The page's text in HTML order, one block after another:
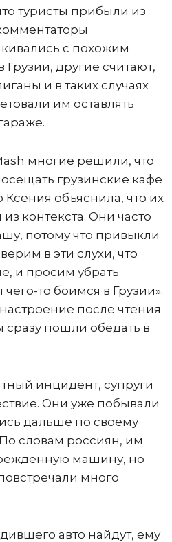
туристы прибыли из
с похожим
другие считают,
и в таких случаях
им оставлять
многие решили, что
грузинские кафе
объяснила, что их
контекста. Они часто
потому что привыкли
в эти слухи, что
и просим убрать
то боимся в Грузии».
после чтения
сразу пошли обедать в
инцидент, супруги
Они уже побывали
дальше по своему
словам россиян, им
машину, но
много
авто найдут, ему